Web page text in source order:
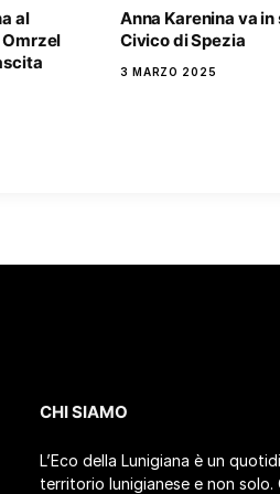
al
Anna Karenina va in
Civico di Spezia
3 MARZO 2025
CHI SIAMO
L’Eco della Lunigiana è un
territorio lunigianese e non solo.